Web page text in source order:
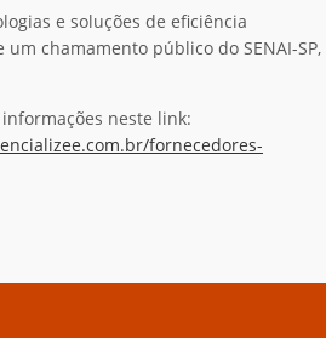
e soluções de eficiência
chamamento público do SENAI-SP,
neste link:
fornecedores-